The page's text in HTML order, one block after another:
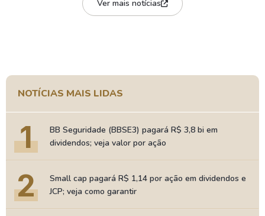
Ver mais notícias
NOTÍCIAS MAIS LIDAS
1
BB Seguridade (BBSE3) pagará R$ 3,8 bi em
dividendos; veja valor por ação
2
Small cap pagará R$ 1,14 por ação em dividendos e
JCP; veja como garantir